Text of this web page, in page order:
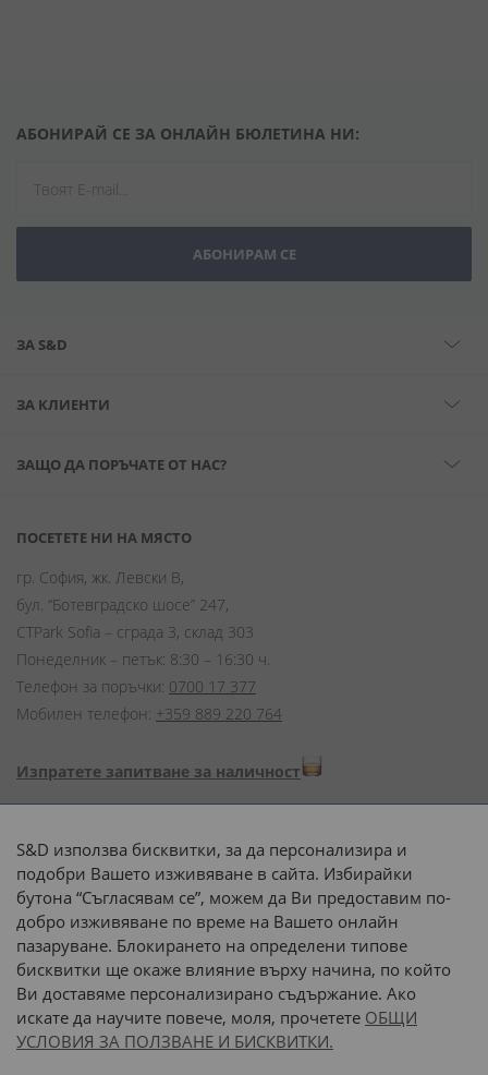
АБОНИРАЙ СЕ ЗА ОНЛАЙН БЮЛЕТИНА НИ:
АБОНИРАМ СЕ
ЗА S&D
ЗА КЛИЕНТИ
ЗАЩО ДА ПОРЪЧАТЕ ОТ НАС?
ПОСЕТЕТЕ НИ НА МЯСТО
гр. София, жк. Левски В,
бул. “Ботевградско шосе” 247,
CTPark Sofia – сграда 3, склад 303
Понеделник – петък: 8:30 – 16:30 ч.
Телефон за поръчки: 0700 17 377
Мобилен телефон: +359 889 220 764
Изпратете запитване за наличност
Начини на плащане:
Доставка до адрес с:
или
наш транспорт
S&D използва бисквитки, за да персонализира и
подобри Вашето изживяване в сайта. Избирайки
бутона “Съгласявам се”, можем да Ви предоставим по-
добро изживяване по време на Вашето онлайн
пазаруване. Блокирането на определени типове
бисквитки ще окаже влияние върху начина, по който
Ви доставяме персонализирано съдържание. Ако
искате да научите повече, моля, прочетете ОБЩИ
УСЛОВИЯ ЗА ПОЛЗВАНЕ И БИСКВИТКИ.